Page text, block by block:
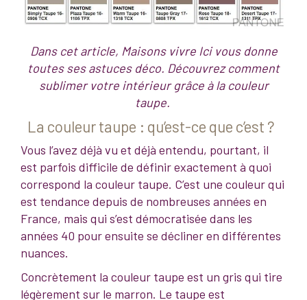
Dans cet article, Maisons vivre Ici vous donne
toutes ses astuces déco. Découvrez comment
sublimer votre intérieur grâce à la couleur
taupe.
La couleur taupe : qu’est-ce que c’est ?
Vous l’avez déjà vu et déjà entendu, pourtant, il
est parfois difficile de définir exactement à quoi
correspond la couleur taupe. C’est une couleur qui
est tendance depuis de nombreuses années en
France, mais qui s’est démocratisée dans les
années 40 pour ensuite se décliner en différentes
nuances.
Concrètement la couleur taupe est un gris qui tire
légèrement sur le marron. Le taupe est